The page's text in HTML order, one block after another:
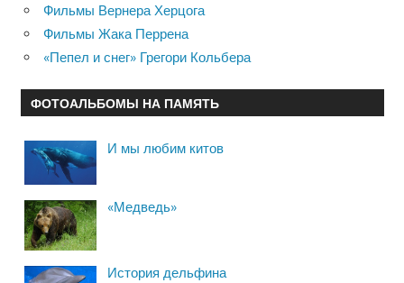
Фильмы Вернера Херцога
Фильмы Жака Перрена
«Пепел и снег» Грегори Кольбера
ФОТОАЛЬБОМЫ НА ПАМЯТЬ
И мы любим китов
«Медведь»
История дельфина